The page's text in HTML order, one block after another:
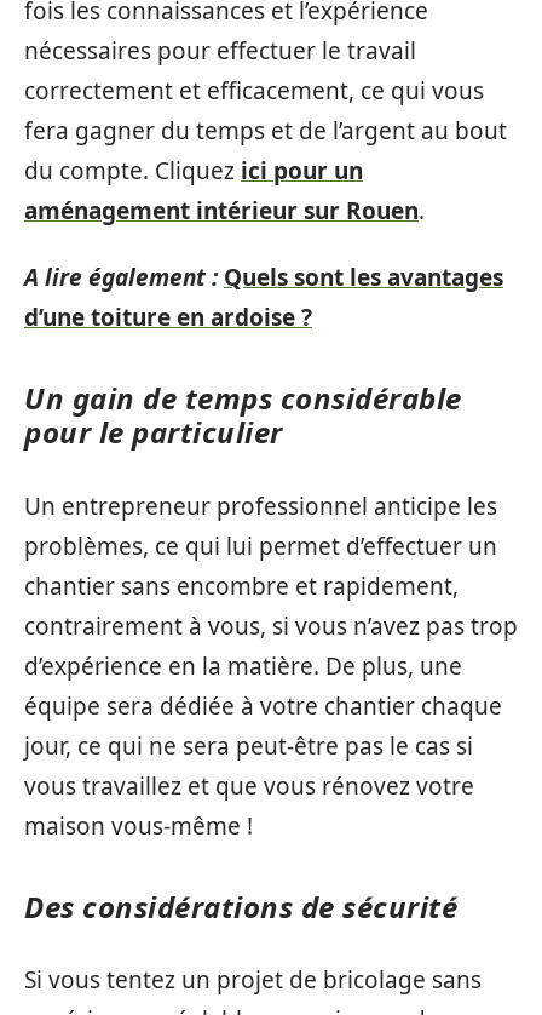
fois les connaissances et l’expérience
nécessaires pour effectuer le travail
correctement et efficacement, ce qui vous
fera gagner du temps et de l’argent au bout
du compte. Cliquez ici pour un
aménagement intérieur sur Rouen.
A lire également : Quels sont les avantages
d’une toiture en ardoise ?
Un gain de temps considérable
pour le particulier
Un entrepreneur professionnel anticipe les
problèmes, ce qui lui permet d’effectuer un
chantier sans encombre et rapidement,
contrairement à vous, si vous n’avez pas trop
d’expérience en la matière. De plus, une
équipe sera dédiée à votre chantier chaque
jour, ce qui ne sera peut-être pas le cas si
vous travaillez et que vous rénovez votre
maison vous-même !
Des considérations de sécurité
Si vous tentez un projet de bricolage sans